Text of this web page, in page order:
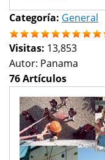
Categoría: General
Visitas: 13,853
Autor: Panama
76 Artículos